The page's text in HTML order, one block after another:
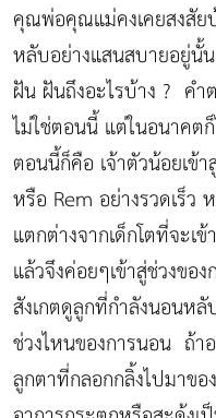
คุณพ่อคุณแม่คงเคยสงสัย
หลับอย่างแสนสบายอยู่นั้
ฝัน ฝันถึงอะไรบ้าง ? คำ
ไม่ใช่ตอนนี้ แต่ในอนาคต
ตอนนี้ก็คือ เจ้าตัวน้อยเข้
หรือ Rem อย่างรวดเร็ว
แตกต่างจากเด็กโตที่จะเ
แล้วจึงค่อยๆเข้าสู่ช่วง
สังเกตดูลูกที่กำลังนอนห
ช่วงไหนของการนอน ถ้า
ลูกตาที่กลอกกลิ้งไปมาขอ